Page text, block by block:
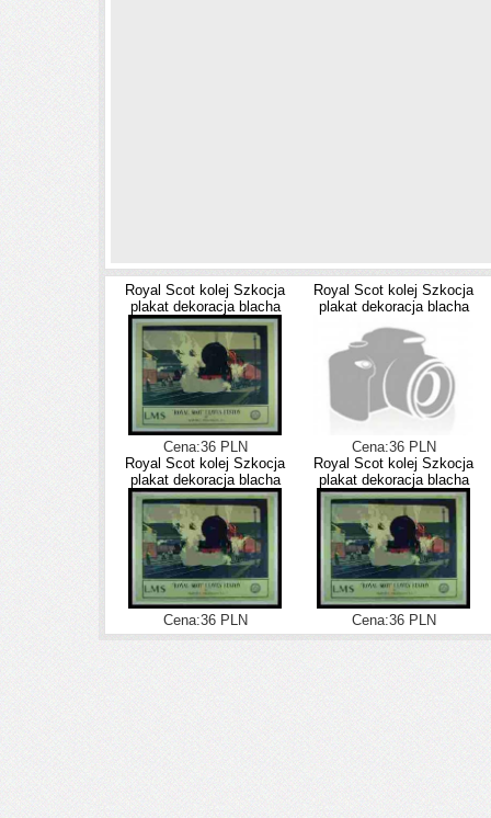
Royal Scot kolej Szkocja
plakat dekoracja blacha
Cena:36 PLN
Royal Scot kolej Szkocja
plakat dekoracja blacha
Cena:36 PLN
Royal Scot kolej Szkocja
plakat dekoracja blacha
Cena:36 PLN
Royal Scot kolej Szkocja
plakat dekoracja blacha
Cena:36 PLN